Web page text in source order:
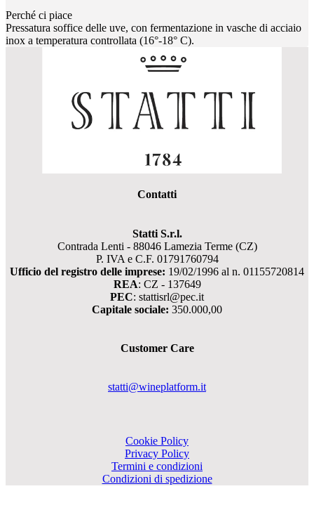
Perché ci piace
Pressatura soffice delle uve, con fermentazione in vasche di acciaio
inox a temperatura controllata (16°-18° C).
Contatti
Statti S.r.l.
Contrada Lenti - 88046 Lamezia Terme (CZ)
P. IVA e C.F. 01791760794
Ufficio del registro delle imprese: 19/02/1996 al n. 01155720814
REA: CZ - 137649
PEC: stattisrl@pec.it
Capitale sociale: 350.000,00
Customer Care
statti@wineplatform.it
Cookie Policy
Privacy Policy
Termini e condizioni
Condizioni di spedizione